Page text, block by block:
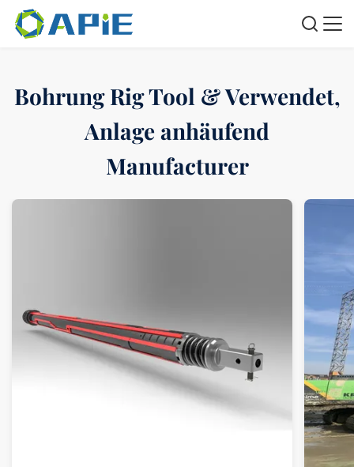
Bohrung Rig Tool & Verwendet,
Anlage anhäufend
Manufacturer